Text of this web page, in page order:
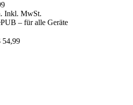
Inkl. MwSt.
– für alle Geräte
54,99